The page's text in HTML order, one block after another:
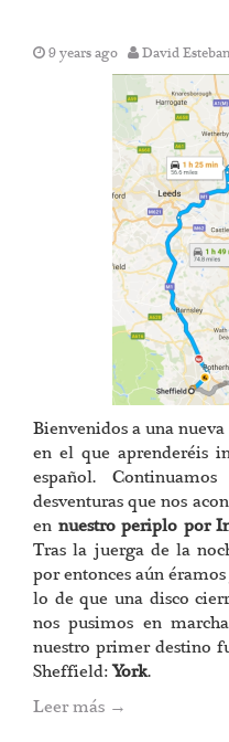
9 years ago David Esteban
Bienvenidos a una
en el que aprenderéis
español.
desventuras que nos
en nuestro periplo por
Tras la juerga de la
por entonces aún
lo de que una disco
nos pusimos en
nuestro primer destino
Sheffield:York.
Leer más →